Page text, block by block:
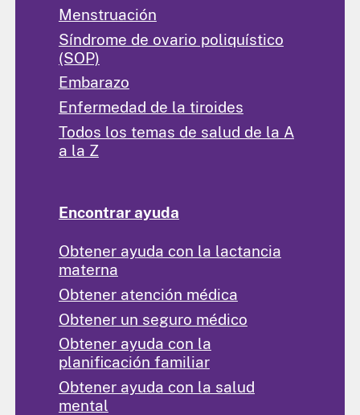
Menstruación
Síndrome de ovario poliquístico
(SOP)
Embarazo
Enfermedad de la tiroides
Todos los temas de salud de la A
a la Z
Encontrar ayuda
Obtener ayuda con la lactancia
materna
Obtener atención médica
Obtener un seguro médico
Obtener ayuda con la
planificación familiar
Obtener ayuda con la salud
mental